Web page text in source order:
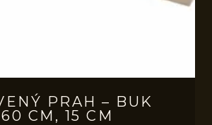
PRAH – BUK
CM, 15 CM